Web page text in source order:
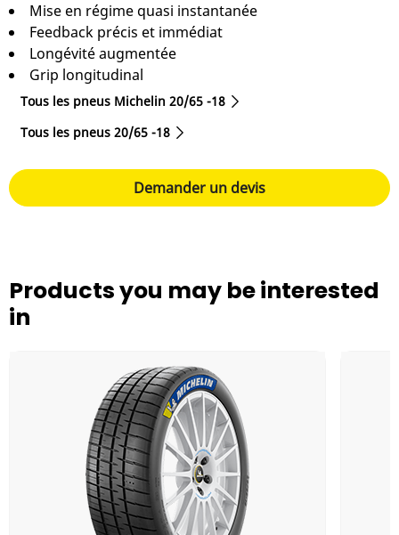
Mise en régime quasi instantanée
Feedback précis et immédiat
Longévité augmentée
Grip longitudinal
Tous les pneus Michelin 20/65 -18
Tous les pneus‎ 20/65 -18
Demander un devis
Products you may be interested
in